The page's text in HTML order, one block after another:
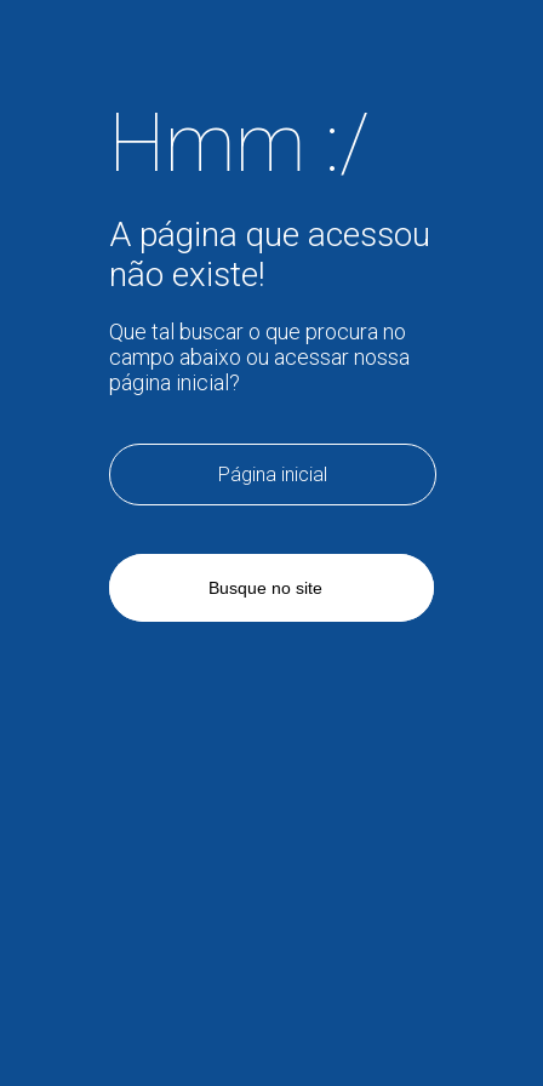
Hmm :/
A página que acessou
não existe!
Que tal buscar o que procura no
campo abaixo ou acessar nossa
página inicial?
Página inicial